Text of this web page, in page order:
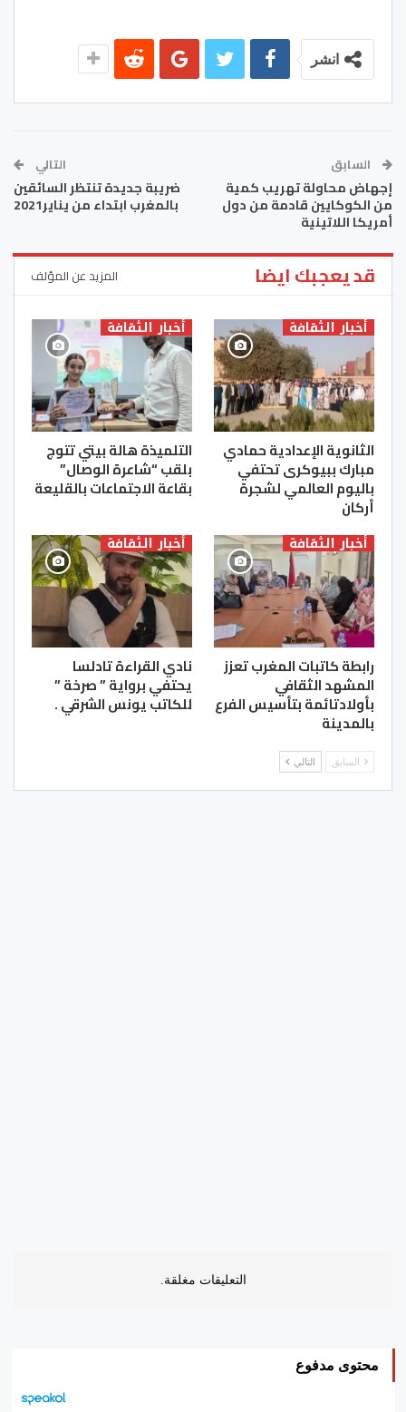
انشر
السابق
إجهاض محاولة تهريب كمية
من الكوكايين قادمة من دول
أمريكا اللاتينية
التالي
ضريبة جديدة تنتظر السائقين
بالمغرب ابتداء من يناير2021
قد يعجبك ايضا المزيد عن المؤلف
أخبار الثقافة
الثانوية الإعدادية حمادي
مبارك ببيوكرى تحتفي
باليوم العالمي لشجرة
أركان
أخبار الثقافة
التلميذة هالة بيتي تتوج
بلقب “شاعرة الوصال”
بقاعة الاجتماعات بالقليعة
أخبار الثقافة
رابطة كاتبات المغرب تعزز
المشهد الثقافي
بأولادتائمة بتأسيس الفرع
بالمدينة
أخبار الثقافة
نادي القراءة تادلسا
يحتفي برواية ” صرخة ”
للكاتب يونس الشرقي .
السابق التالي
التعليقات مغلقة.
محتوى مدفوع